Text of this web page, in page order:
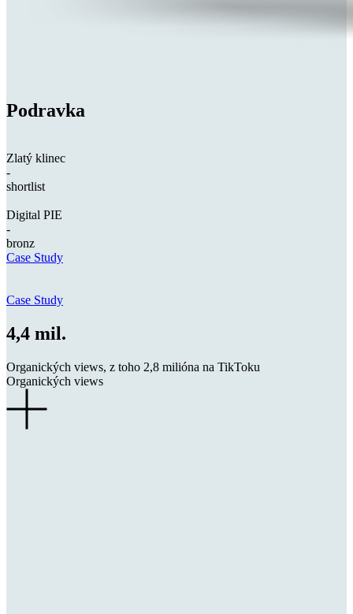
Podravka
Zlatý klinec
-
shortlist
Digital PIE
-
bronz
Case Study
Case Study
4,4 mil.
Organických views, z toho 2,8 milióna na TikToku
Organických views